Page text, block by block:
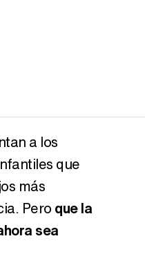
a los
que
más
Pero que la
sea